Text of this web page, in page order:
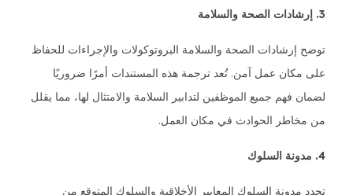
3. إرشادات الصحة والسلامة
توضح إرشادات الصحة والسلامة البروتوكولات والإجراءات للحفاظ
على مكان عمل آمن. تُعد ترجمة هذه المستندات أمرًا ضروريًا
لضمان فهم جميع الموظفين لتدابير السلامة والامتثال لها، مما يقلل
من مخاطر الحوادث في مكان العمل.
4. مدونة السلوك
تحدد مدونة السلوك المعايير الأخلاقية والسلوك المتوقع من